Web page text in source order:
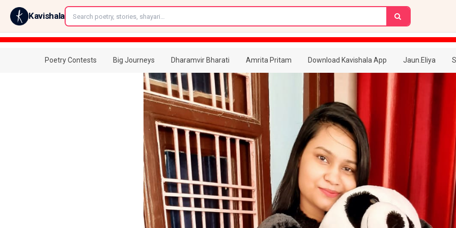
Kavishala
Poetry Contests Big Journeys Dharamvir Bharati Amrita Pritam Download Kavishala App Jaun.Eliya